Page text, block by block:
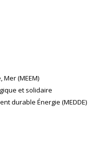
(MEEM)
et solidaire
durable Énergie (MEDDE)